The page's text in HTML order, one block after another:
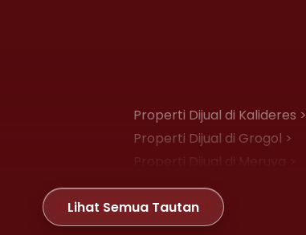
Properti Dijual di Kalideres >
Properti Dijual di Grogol >
Properti Dijual di Meruya >
Properti Dijual di Joglo >
Lihat Semua Tautan